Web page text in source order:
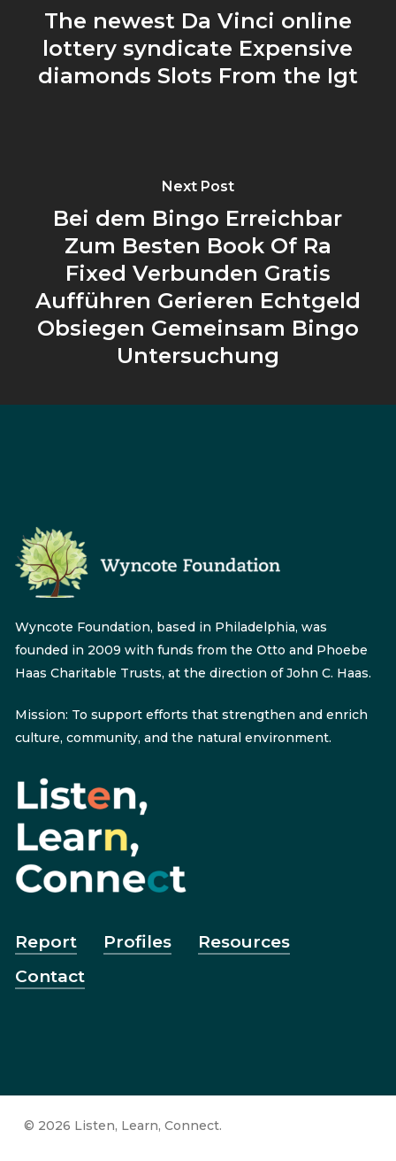
The newest Da Vinci online
lottery syndicate Expensive
diamonds Slots From the Igt
Next Post
Bei dem Bingo Erreichbar
Zum Besten Book Of Ra
Fixed Verbunden Gratis
Aufführen Gerieren Echtgeld
Obsiegen Gemeinsam Bingo
Untersuchung
Wyncote Foundation, based in Philadelphia, was
founded in 2009 with funds from the Otto and Phoebe
Haas Charitable Trusts, at the direction of John C. Haas.
Mission: To support efforts that strengthen and enrich
culture, community, and the natural environment.
Report Profiles
Resources
Contact
© 2026 Listen, Learn, Connect.